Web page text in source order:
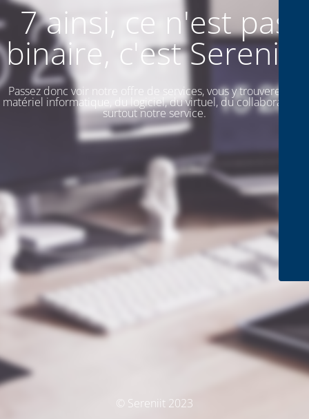
7 ainsi, ce n'est pas
binaire, c'est SereniiT
Passez donc voir notre offre de services, vous y trouverez du
matériel informatique, du logiciel, du virtuel, du collaboratif. Et
surtout notre service.
© Sereniit 2023